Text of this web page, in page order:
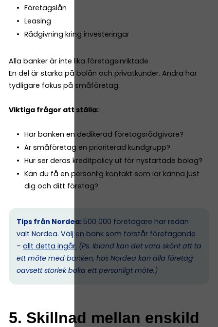
Företagslån
Leasing
Rådgivning kring investeringar
Alla banker är inte lika företagsinriktade.
En del är starka på bolån och privatkunder. Andra har
tydligare fokus på småföretag.
Viktiga frågor att ställa:
Har banken en dedikerad företagsrådgivare?
Är småföretag en prioriterad kundgrupp?
Hur ser deras kreditpolicy ut för nystartade bolag?
Kan du få en personlig kontakt som lär känna just
dig och ditt företag?
Tips från Nordea: 500 000 företagare har redan
valt Nordea. Välj en bank som förstår företagande
– allt detta ingår. (Ps. Ibland kan det vara skönt att ta
ett möte med banken, hos Nordea kan alla företag
oavsett storlek boka ett personligt möte.)
5. Skillnad mellan enskild